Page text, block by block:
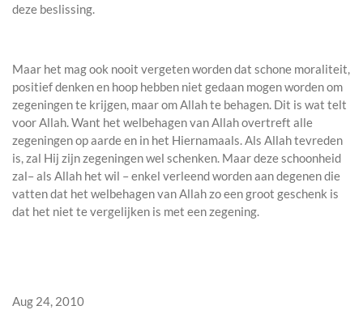
deze beslissing.
Maar het mag ook nooit vergeten worden dat schone moraliteit,
positief denken en hoop hebben niet gedaan mogen worden om
zegeningen te krijgen, maar om Allah te behagen. Dit is wat telt
voor Allah. Want het welbehagen van Allah overtreft alle
zegeningen op aarde en in het Hiernamaals. Als Allah tevreden
is, zal Hij zijn zegeningen wel schenken. Maar deze schoonheid
zal– als Allah het wil – enkel verleend worden aan degenen die
vatten dat het welbehagen van Allah zo een groot geschenk is
dat het niet te vergelijken is met een zegening.
Aug 24, 2010